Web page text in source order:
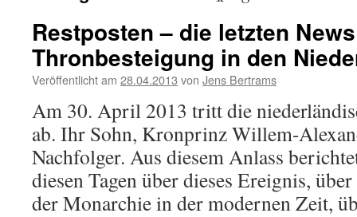
Restposten – die letzten
Thronbesteigung in den
Veröffentlicht am 28.04.2013 von Jens Bertrams
Am 30. April 2013 tritt die
ab. Ihr Sohn, Kronprinz Willem-
Nachfolger. Aus diesem Anlass
diesen Tagen über dieses Ereignis,
der Monarchie in der modernen Zeit,